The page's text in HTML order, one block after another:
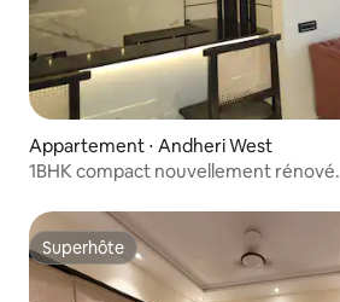
Appartement ⋅ Andheri West
1BHK compact nouvellement rénové.
Superhôte
Superhôte